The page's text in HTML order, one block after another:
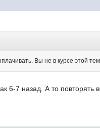
Вы не в курсе этой
6-7 назад. А то повторять